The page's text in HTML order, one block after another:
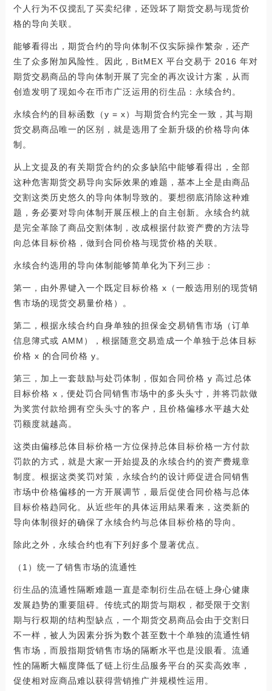
个人行为不仅搅乱了买卖纪律，还毁坏了期货交易与现货价
格的导向关联。
能够看得出，期货合约的导向体制不仅实际操作繁杂，还产
生了众多附加风险性。因此，BitMEX 平台交易于 2016 年对
期货交易商品的导向体制开展了完全的再次设计方案，从而
创造发明了现如今在币市广泛运用的衍生品：永续合约。
永续合约的目标函数（y = x）与期货合约完全一致，其与期
货交易商品唯一的区别，就是选用了全新升级的价格导向体
制。
从上文提及的有关期货合约的众多缺陷中能够看得出，全部
这种危害期货交易导向实际效果的难题，基本上全是由商品
交割这类历史悠久的导向体制导致的。要想彻底消除这种难
题，务必要对导向体制开展压根上的自主创新。永续合约就
是完全革除了商品交割体制，改成根据付款资产费的方法导
向总体目标价格，做到合同价格与现货价格的关联。
永续合约选用的导向体制能够简单化为下列三步：
第一，由外界键入一个既定目标价格 x（一般选用别的现货销
售市场的现货交易量价格）。
第二，根据永续合约自身单独的担保金交易销售市场（订单
信息簿式或 AMM），根据随意交易造成一个单独于总体目标
价格 x 的合同价格 y。
第三，加上一套鼓励与处罚体制，假如合同价格 y 高过总体
目标价格 x，便处罚合同销售市场中的多头头寸，并将罚款做
为奖赏付款给拥有空头头寸的客户，且价格偏移水平越大处
罚额度就越高。
这类由偏移总体目标价格一方位保持总体目标价格一方付款
罚款的方式，就是大家一开始提及的永续合约的资产费规章
制度。根据这类奖罚对策，永续合约的设计师促进合同销售
市场中价格偏移的一方开展调节，最后促使合同价格与总体
目标价格趋同化。从近些年的具体运用結果看来，这类新的
导向体制很好的确保了永续合约与总体目标价格的导向。
除此之外，永续合约也有下列好多个显著优点。
（1）统一了销售市场的流通性
衍生品的流通性隔断难题一直是牵制衍生品在链上身心健康
发展趋势的重要阻碍。传统式的期货与期权，都受限于交割
期与行权期的结构型缺点，一个期货交易商品会由于交割日
不一样，被人为因素分拆为数个甚至数十个单独的流通性销
售市场，而股指期货销售市场的隔断水平也是没眼看。流通
性的隔断大幅度降低了链上衍生品服务平台的买卖高效率，
促使相对应商品难以获得营销推广并规模性运用。